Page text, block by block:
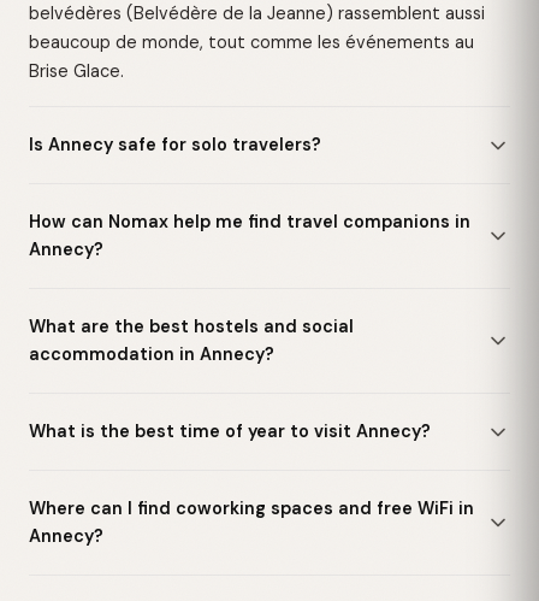
belvédères (Belvédère de la Jeanne) rassemblent aussi
beaucoup de monde, tout comme les événements au
Brise Glace.
Is Annecy safe for solo travelers?
How can Nomax help me find travel companions in
Annecy?
What are the best hostels and social
accommodation in Annecy?
What is the best time of year to visit Annecy?
Where can I find coworking spaces and free WiFi in
Annecy?